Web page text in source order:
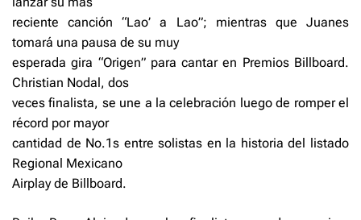
reciente canción “Lao’ a Lao”; mientras que Juanes
tomará una pausa de su muy
esperada gira “Origen” para cantar en Premios Billboard.
Christian Nodal, dos
veces finalista, se une a la celebración luego de romper el
récord por mayor
cantidad de No.1s entre solistas en la historia del listado
Regional Mexicano
Airplay de Billboard.